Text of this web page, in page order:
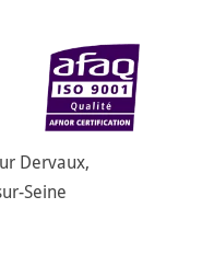
Dervaux,
Seine